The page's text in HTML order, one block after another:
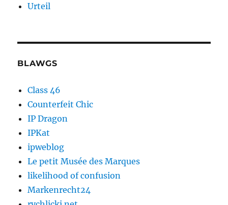
Urteil
BLAWGS
Class 46
Counterfeit Chic
IP Dragon
IPKat
ipweblog
Le petit Musée des Marques
likelihood of confusion
Markenrecht24